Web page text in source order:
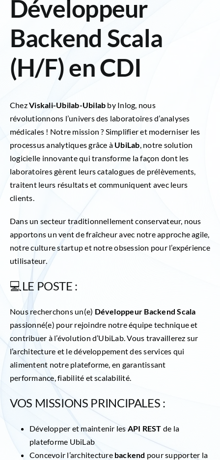
Développeur
Backend Scala
(H/F) en CDI
ChezViskali-Ubilab-Ubilab by Inlog, nous
révolutionnons l’univers des laboratoires d’analyses
médicales ! Notre mission ? Simplifier et moderniser les
processus analytiques grâce à UbiLab, notre solution
logicielle innovante qui transforme la façon dont les
laboratoires gèrent leurs catalogues de prélèvements,
traitent leurs résultats et communiquent avec leurs
clients.
Dans un secteur traditionnellement conservateur, nous
apportons un vent de fraîcheur avec notre approche agile,
notre culture startup et notre obsession pour l’expérience
utilisateur.
💻LE POSTE :
Nous recherchons un(e) Développeur Backend Scala
passionné(e) pour rejoindre notre équipe technique et
contribuer à l’évolution d’UbiLab. Vous travaillerez sur
l’architecture et le développement des services qui
alimentent notre plateforme, en garantissant
performance, fiabilité et scalabilité.
VOS MISSIONS PRINCIPALES :
Développer et maintenir lesAPI REST de la
plateforme UbiLab
Concevoir l’architecture backend pour supporter la